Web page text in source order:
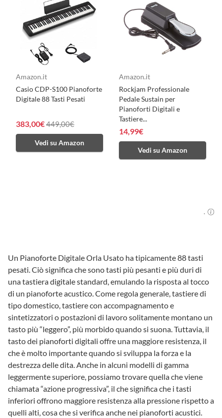
Amazon.it
Casio CDP-S100 Pianoforte
Digitale 88 Tasti Pesati
383,00€449,00€
Vedi su Amazon
Amazon.it
Rockjam Professionale
Pedale Sustain per
Pianoforti Digitali e
Tastiere...
14,99€
Vedi su Amazon
.
Un Pianoforte Digitale Orla Usato ha tipicamente 88 tasti
pesati. Ciò significa che sono tasti più pesanti e più duri di
una tastiera digitale standard, emulando la risposta al tocco
di un pianoforte acustico. Come regola generale, tastiere di
tipo domestico, tastiere con accompagnamento e
sintetizzatori o postazioni di lavoro solitamente montano un
tasto più “leggero”, più morbido quando si suona. Tuttavia, il
tasto dei pianoforti digitali offre una maggiore resistenza, il
che è molto importante quando si sviluppa la forza e la
destrezza delle dita. Anche in alcuni modelli di gamma
leggermente superiore, possiamo trovare quella che viene
chiamata “azione progressiva”, il che significa che i tasti
inferiori offrono maggiore resistenza alla pressione rispetto a
quelli alti, cosa che si verifica anche nei pianoforti acustici.